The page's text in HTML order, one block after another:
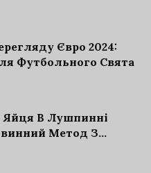
Євро 2024:
Футбольного Свята
Яйця В Лушпинні
Метод З